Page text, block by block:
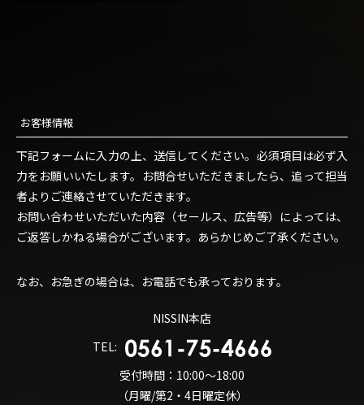
お客様情報
下記フォームに入力の上、送信してください。必須項目は必ず入
力をお願いいたします。お問合せいただきましたら、追って担当
者よりご連絡させていただきます。
お問い合わせいただいた内容（セールス、広告等）によっては、
ご返答しかねる場合がございます。あらかじめご了承ください。
なお、お急ぎの場合は、お電話でも承っております。
NISSIN本店
TEL:
受付時間：10:00～18:00
（月曜/第2・4日曜定休）